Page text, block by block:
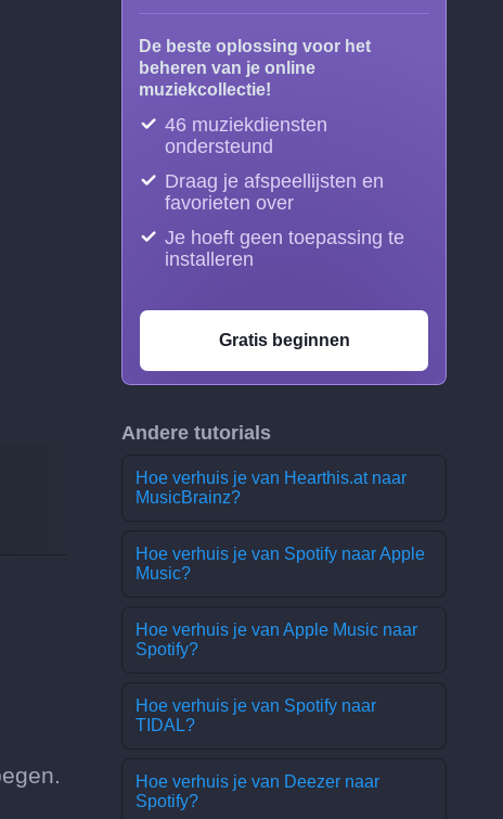
De beste oplossing voor het
beheren van je online
muziekcollectie!
46 muziekdiensten
ondersteund
Draag je afspeellijsten en
favorieten over
Je hoeft geen toepassing te
installeren
Gratis beginnen
Andere tutorials
Hoe verhuis je van Hearthis.at naar
MusicBrainz?
Hoe verhuis je van Spotify naar Apple
Music?
Hoe verhuis je van Apple Music naar
Spotify?
Hoe verhuis je van Spotify naar
TIDAL?
Hoe verhuis je van Deezer naar
Spotify?